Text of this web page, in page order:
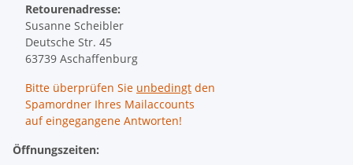
Retourenadresse:
Susanne Scheibler
Deutsche Str. 45
63739 Aschaffenburg
Bitte überprüfen Sie unbedingt den
Spamordner Ihres Mailaccounts
auf eingegangene Antworten!
Öffnungszeiten: